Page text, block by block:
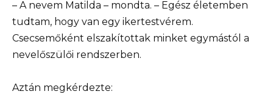
– A nevem Matilda – mondta. – Egész életemben
tudtam, hogy van egy ikertestvérem.
Csecsemőként elszakítottak minket egymástól a
nevelőszülői rendszerben.
Aztán megkérdezte: